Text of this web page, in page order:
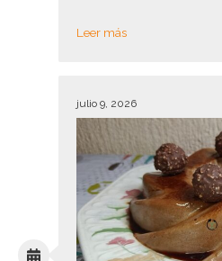
Leer más
julio 9, 2026